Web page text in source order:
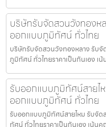
บริษัทรับจัดสวนวังทองห
ออกแบบภูมิทัศน์ ทั่วไทย
บริษัทรับจัดสวนวังทองหลาง รับ
ภูมิทัศน์ ทั่วไทยราคาเป็นกันเอง เ
รับออกแบบภูมิทัศน์สายไ
ออกแบบภูมิทัศน์ ทั่วไทย
รับออกแบบภูมิทัศน์สายไหม รับจั
ทัศน์ ทั่วไทยราคาเป็นกันเอง เน้น